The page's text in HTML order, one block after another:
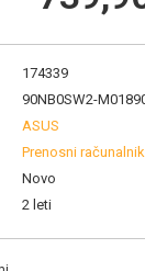
174339
90NB0SW2-
ASUS
Prenosni
Novo
2 leti